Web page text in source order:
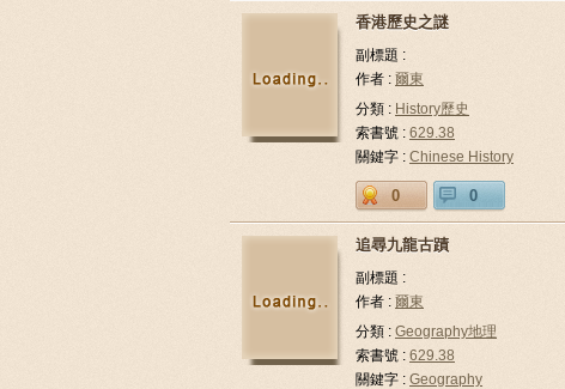
香港歷史之謎
副標題 :
作者 : 爾東
分類 : History歷史
索書號 : 629.38
關鍵字 : Chinese History
0 0
追尋九龍古蹟
副標題 :
作者 : 爾東
分類 : Geography地理
索書號 : 629.38
關鍵字 : Geography